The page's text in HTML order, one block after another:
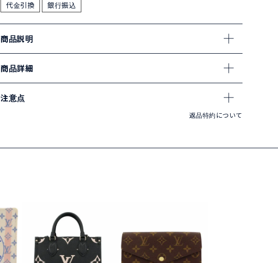
代金引換 銀行振込
商品説明
商品詳細
注意点
返品特約について